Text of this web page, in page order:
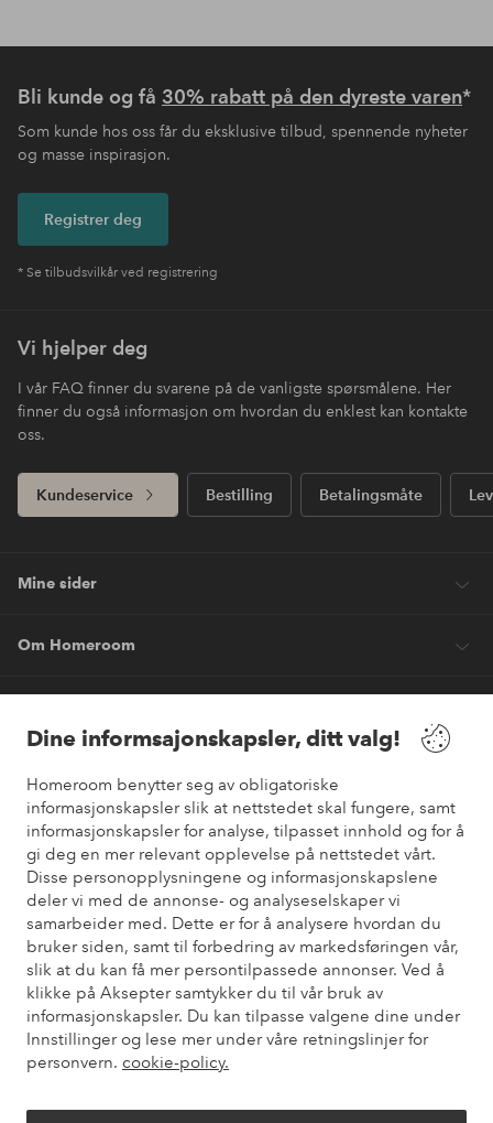
Dine informsajonskapsler, ditt valg!
Homeroom benytter seg av obligatoriske
informasjonskapsler slik at nettstedet skal fungere, samt
informasjonskapsler for analyse, tilpasset innhold og for å
gi deg en mer relevant opplevelse på nettstedet vårt.
Disse personopplysningene og informasjonskapslene
deler vi med de annonse- og analyseselskaper vi
samarbeider med. Dette er for å analysere hvordan du
bruker siden, samt til forbedring av markedsføringen vår,
slik at du kan få mer persontilpassede annonser. Ved å
klikke på Aksepter samtykker du til vår bruk av
informasjonskapsler. Du kan tilpasse valgene dine under
Innstillinger og lese mer under våre retningslinjer for
personvern. cookie-policy.
Bli kunde og få 30% rabatt på den dyreste varen*
Som kunde hos oss får du eksklusive tilbud, spennende nyheter
og masse inspirasjon.
Registrer deg
* Se tilbudsvilkår ved registrering
Vi hjelper deg
I vår FAQ finner du svarene på de vanligste spørsmålene. Her
finner du også informasjon om hvordan du enklest kan kontakte
oss.
Kundeservice Bestilling Betalingsmåte
Mine sider
Om Homeroom
Venner
Sikre betalinger
Vil du vite mer om våre betalingsalternativer?
elpy